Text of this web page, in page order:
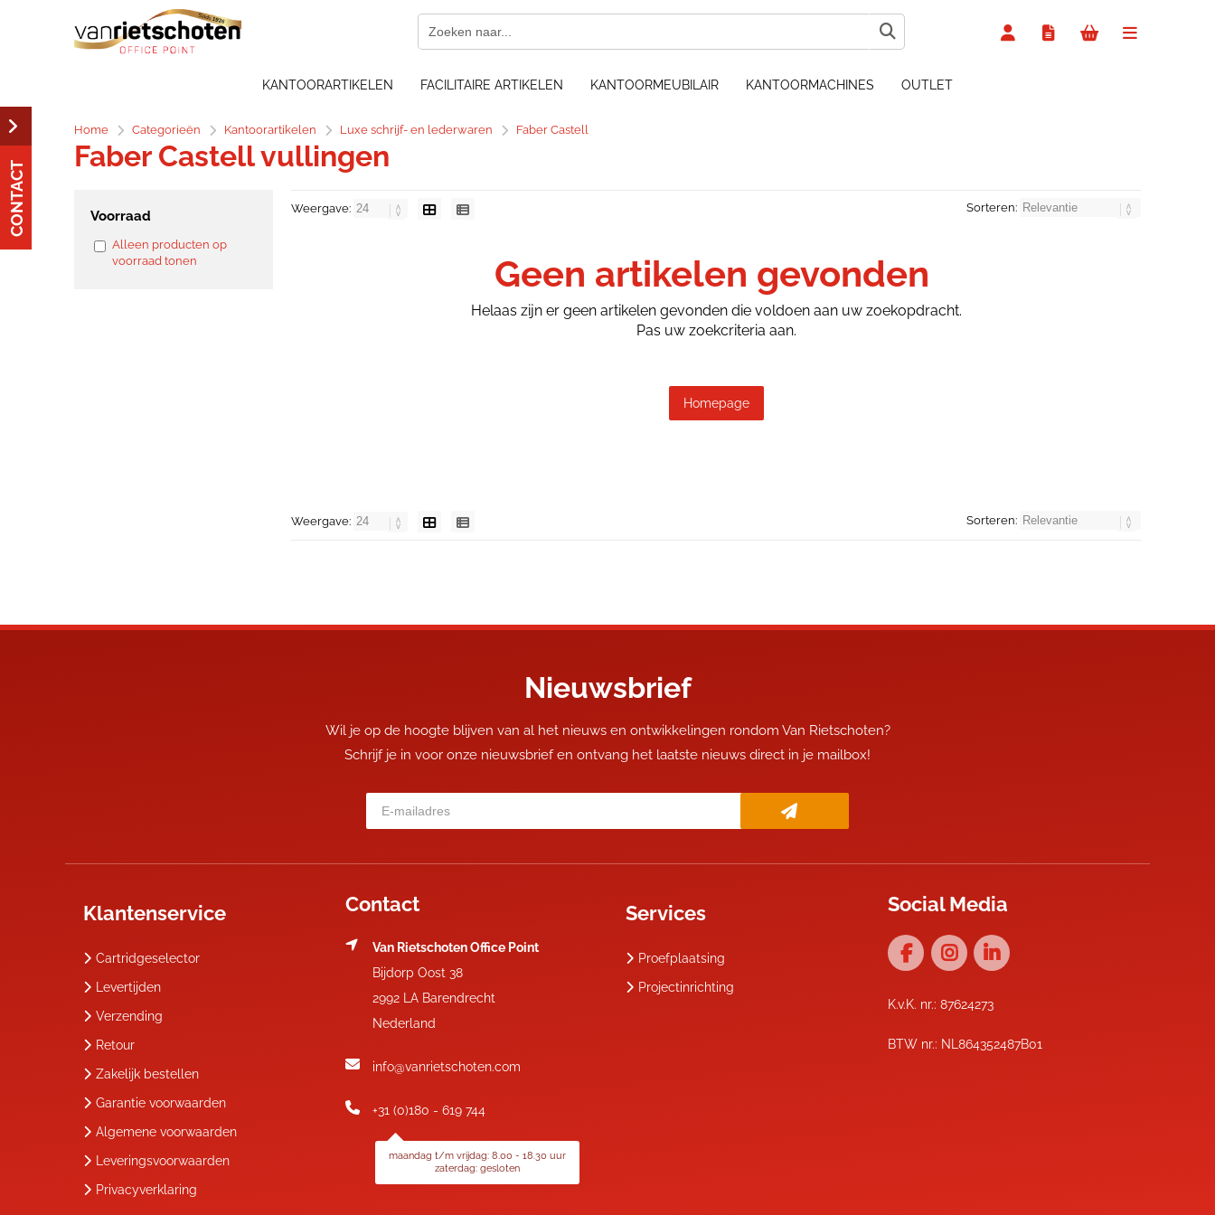
KANTOORARTIKELEN FACILITAIRE ARTIKELEN KANTOORMEUBILAIR KANTOORMACHINES OUTLET
Home Categorieën Kantoorartikelen Luxe schrijf- en lederwaren Faber Castell
Faber Castell vullingen
Voorraad
Alleen producten op
voorraad tonen
Weergave: Sorteren:
Geen artikelen gevonden
Helaas zijn er geen artikelen gevonden die voldoen aan uw zoekopdracht.
Pas uw zoekcriteria aan.
Homepage
Weergave: Sorteren:
Nieuwsbrief
Wil je op de hoogte blijven van al het nieuws en ontwikkelingen rondom Van Rietschoten?
Schrijf je in voor onze nieuwsbrief en ontvang het laatste nieuws direct in je mailbox!
Klantenservice
Cartridgeselector
Levertijden
Verzending
Retour
Zakelijk bestellen
Garantie voorwaarden
Algemene voorwaarden
Leveringsvoorwaarden
Privacyverklaring
Contact
Van Rietschoten Office Point
Bijdorp Oost 38
2992 LA Barendrecht
Nederland
info@vanrietschoten.com
+31 (0)180 - 619 744
maandag t/m vrijdag: 8.00 - 18.30 uur
zaterdag: gesloten
Services
Proefplaatsing
Projectinrichting
Social Media
K.v.K. nr.: 87624273
BTW nr.: NL864352487B01
CONTACT